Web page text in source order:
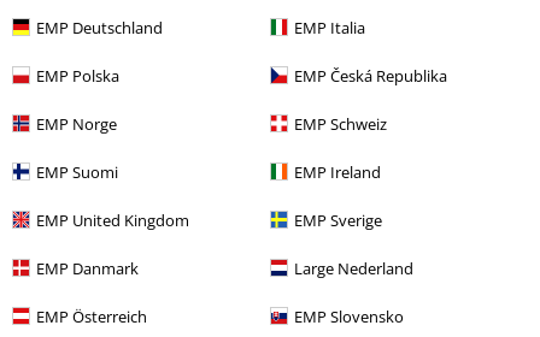
EMP Deutschland EMP Italia
EMP Polska EMP Česká Republika
EMP Norge EMP Schweiz
EMP Suomi EMP Ireland
EMP United Kingdom EMP Sverige
EMP Danmark Large Nederland
EMP Österreich EMP Slovensko
Heeft deze recensie je geholpen?